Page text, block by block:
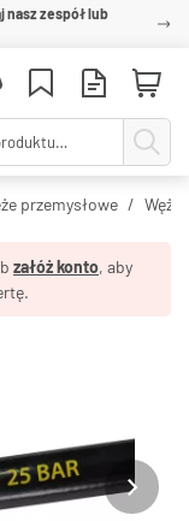
zespół lub
przemysłowe Węże
załóż konto, aby